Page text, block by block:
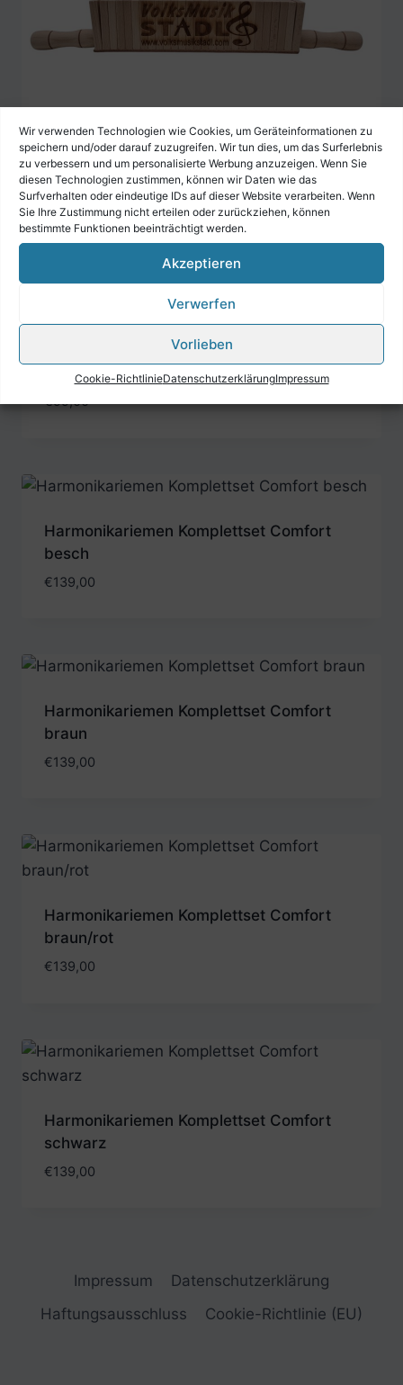
Wir verwenden Technologien wie Cookies, um Geräteinformationen zu
speichern und/oder darauf zuzugreifen. Wir tun dies, um das Surferlebnis
zu verbessern und um personalisierte Werbung anzuzeigen. Wenn Sie
diesen Technologien zustimmen, können wir Daten wie das
Surfverhalten oder eindeutige IDs auf dieser Website verarbeiten. Wenn
Sie Ihre Zustimmung nicht erteilen oder zurückziehen, können
bestimmte Funktionen beeinträchtigt werden.
Akzeptieren
Verwerfen
Vorlieben
Cookie-RichtlinieDatenschutzerklärungImpressum
Harmonikariemen Comfort braun/rot +
Querriemen
€99,00
Harmonikariemen Comfort schwarz
€99,00
Harmonikariemen Komplettset Comfort
besch
€139,00
Harmonikariemen Komplettset Comfort
braun
€139,00
Harmonikariemen Komplettset Comfort
braun/rot
€139,00
Harmonikariemen Komplettset Comfort
schwarz
€139,00
Impressum
Datenschutzerklärung
Haftungsausschluss
Cookie-Richtlinie (EU)